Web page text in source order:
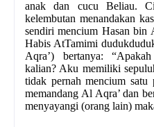
anak dan cucu Beliau.
kelembutan menandakan
sendiri mencium Hasan
Habis At­Tamimi
Aqra’) bertanya:
kalian? Aku memiliki
tidak pernah mencium satu
memandang Al Aqra’ dan
menyayangi (orang lain)